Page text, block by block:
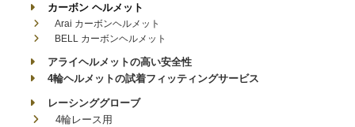
カーボン ヘルメット
Arai カーボンヘルメット
BELL カーボンヘルメット
アライヘルメットの高い安全性
4輪ヘルメットの試着フィッティングサービス
レーシンググローブ
4輪レース用